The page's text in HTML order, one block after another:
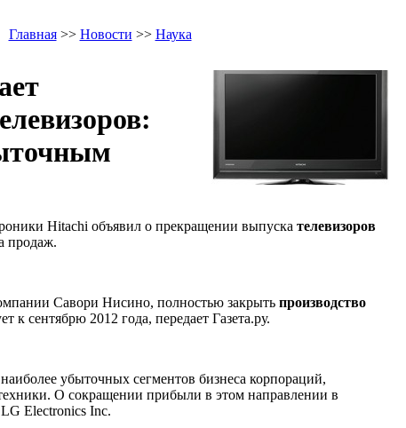
Главная>> Новости >> Наука
Hitachi объявил о прекращении выпуска телевизоров
продаж.
Савори Нисино, полностью закрыть производство
к сентябрю 2012 года, передает Газета.ру.
убыточных сегментов бизнеса корпораций,
О сокращении прибыли в этом направлении в
Electronics Inc.